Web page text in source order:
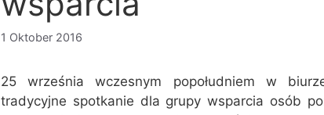
1 Oktober 2016
25 września wczesnym popołudniem w
tradycyjne spotkanie dla grupy wsparcia osób